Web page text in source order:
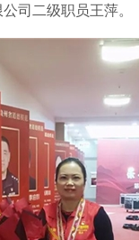
司二级职员王萍。